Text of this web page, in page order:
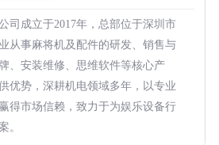
司成立于2017年，总部位于深圳市
从事麻将机及配件的研发、销售与
、安装维修、思维软件等核心产
优势，深耕机电领域多年，以专业
得市场信赖，致力于为娱乐设备行
。